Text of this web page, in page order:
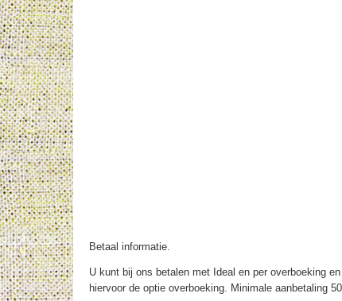
Betaal informatie.
U kunt bij ons betalen met Ideal en per overboeking
hiervoor de optie overboeking. Minimale aanbetaling